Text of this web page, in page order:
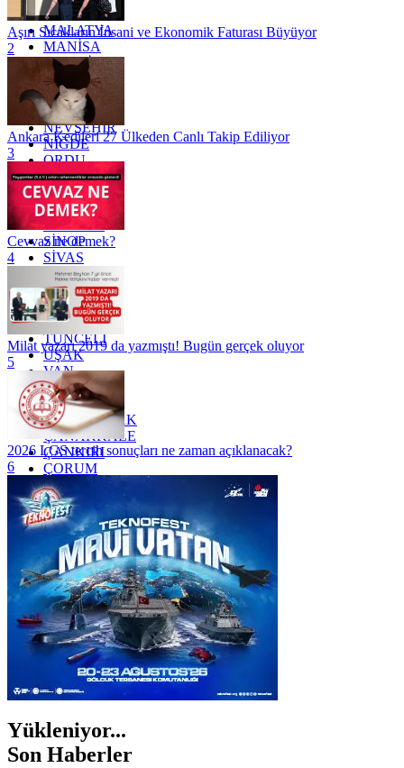
KİLİS
MALATYA
MANİSA
MARDİN
MERSİN
MUĞLA
MUŞ
NEVŞEHİR
NİĞDE
ORDU
OSMANİYE
RİZE
SAKARYA
SAMSUN
SİNOP
SİVAS
SİİRT
TEKİRDAĞ
TOKAT
TRABZON
TUNCELİ
UŞAK
VAN
YALOVA
YOZGAT
ZONGULDAK
ÇANAKKALE
ÇANKIRI
ÇORUM
İSTANBUL
İZMİR
ŞANLIURFA
ŞIRNAK
Aşırı Sıcakların İnsani ve Ekonomik Faturası Büyüyor
2
Ankara Kedileri 27 Ülkeden Canlı Takip Ediliyor
3
Cevvaz ne demek?
4
Milat yazarı 2019 da yazmıştı! Bugün gerçek oluyor
5
2026 LGS tercih sonuçları ne zaman açıklanacak?
6
Yükleniyor...
Son Haberler